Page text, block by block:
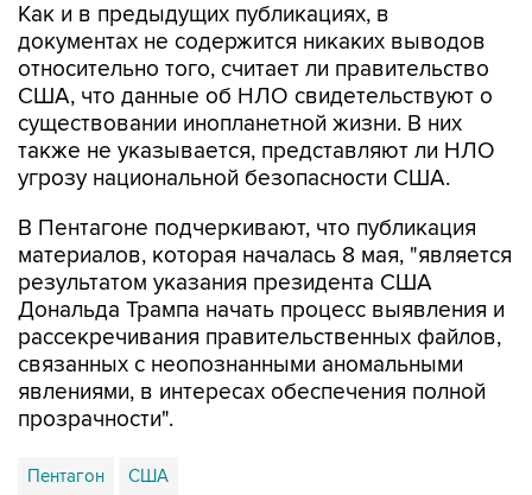
Как и в предыдущих публикациях, в
документах не содержится никаких выводов
относительно того, считает ли правительство
США, что данные об НЛО свидетельствуют о
существовании инопланетной жизни. В них
также не указывается, представляют ли НЛО
угрозу национальной безопасности США.
В Пентагоне подчеркивают, что публикация
материалов, которая началась 8 мая, "является
результатом указания президента США
Дональда Трампа начать процесс выявления и
рассекречивания правительственных файлов,
связанных с неопознанными аномальными
явлениями, в интересах обеспечения полной
прозрачности".
Пентагон США